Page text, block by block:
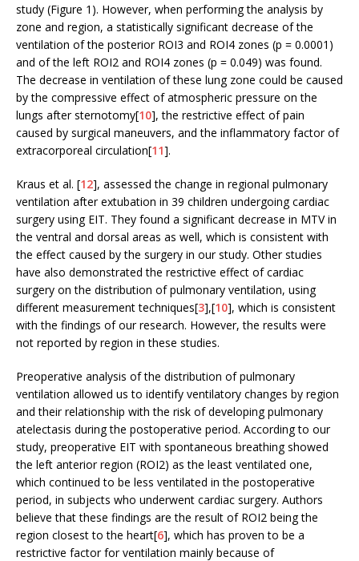
study (Figure 1). However, when performing the analysis by
zone and region, a statistically significant decrease of the
ventilation of the posterior ROI3 and ROI4 zones (p = 0.0001)
and of the left ROI2 and ROI4 zones (p = 0.049) was found.
The decrease in ventilation of these lung zone could be caused
by the compressive effect of atmospheric pressure on the
lungs after sternotomy[10], the restrictive effect of pain
caused by surgical maneuvers, and the inflammatory factor of
extracorporeal circulation[11].
Kraus et al. [12], assessed the change in regional pulmonary
ventilation after extubation in 39 children undergoing cardiac
surgery using EIT. They found a significant decrease in MTV in
the ventral and dorsal areas as well, which is consistent with
the effect caused by the surgery in our study. Other studies
have also demonstrated the restrictive effect of cardiac
surgery on the distribution of pulmonary ventilation, using
different measurement techniques[3],[10], which is consistent
with the findings of our research. However, the results were
not reported by region in these studies.
Preoperative analysis of the distribution of pulmonary
ventilation allowed us to identify ventilatory changes by region
and their relationship with the risk of developing pulmonary
atelectasis during the postoperative period. According to our
study, preoperative EIT with spontaneous breathing showed
the left anterior region (ROI2) as the least ventilated one,
which continued to be less ventilated in the postoperative
period, in subjects who underwent cardiac surgery. Authors
believe that these findings are the result of ROI2 being the
region closest to the heart[6], which has proven to be a
restrictive factor for ventilation mainly because of